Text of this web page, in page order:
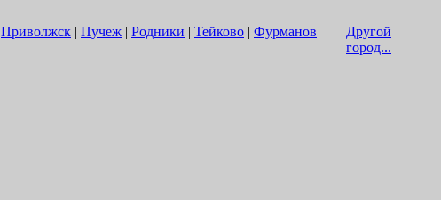
Приволжск | Пучеж | Родники | Тейково | Фурманов
Другой
город...